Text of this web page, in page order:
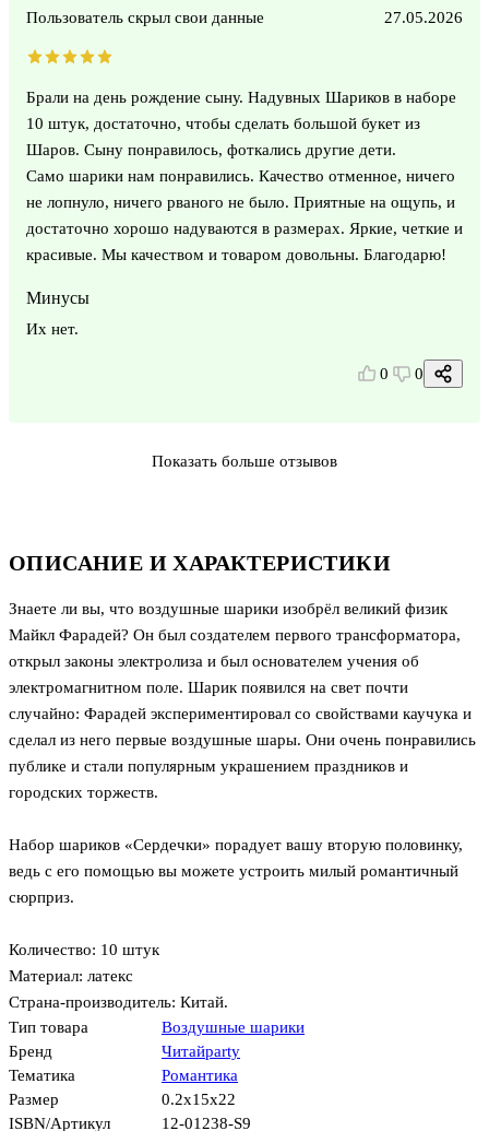
ОПИСАНИЕ И ХАРАКТЕРИСТИКИ
Знаете ли вы, что воздушные шарики изобрёл великий физик
Майкл Фарадей? Он был создателем первого трансформатора,
открыл законы электролиза и был основателем учения об
электромагнитном поле. Шарик появился на свет почти
случайно: Фарадей экспериментировал со свойствами каучука и
сделал из него первые воздушные шары. Они очень понравились
публике и стали популярным украшением праздников и
городских торжеств.
Набор шариков «Сердечки» порадует вашу вторую половинку,
ведь с его помощью вы можете устроить милый романтичный
сюрприз.
Количество: 10 штук
Материал: латекс
Страна-производитель: Китай.
Тип товара
Воздушные шарики
Бренд
Читайparty
Тематика
Романтика
Размер
0.2x15x22
ISBN/Артикул
12-01238-S9
Пользователь скрыл свои данные 27.05.2026
Брали на день рождение сыну. Надувных Шариков в наборе
10 штук, достаточно, чтобы сделать большой букет из
Шаров. Сыну понравилось, фоткались другие дети.
Само шарики нам понравились. Качество отменное, ничего
не лопнуло, ничего рваного не было. Приятные на ощупь, и
достаточно хорошо надуваются в размерах. Яркие, четкие и
красивые. Мы качеством и товаром довольны. Благодарю!
Минусы
Их нет.
0 0
Показать больше отзывов